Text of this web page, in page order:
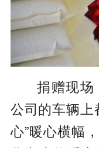
捐赠现场
公司的车辆上
心”暖心横幅